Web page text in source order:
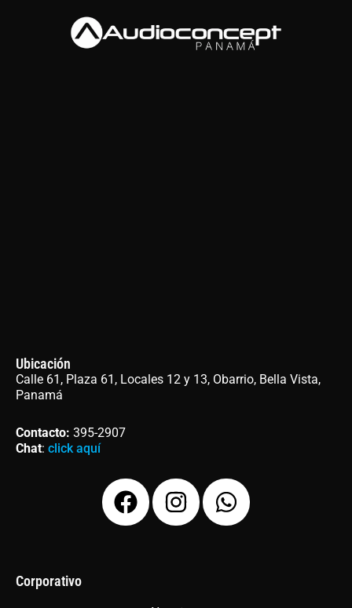
Ubicación
Calle 61, Plaza 61, Locales 12 y 13, Obarrio, Bella Vista,
Panamá
Contacto: 395-2907
Chat: click aquí
F
a
I
n
W
h
Corporativo